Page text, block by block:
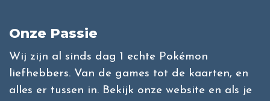
Onze Passie
Wij zijn al sinds dag 1 echte Pokémon
liefhebbers. Van de games tot de kaarten, en
alles er tussen in. Bekijk onze website en als je